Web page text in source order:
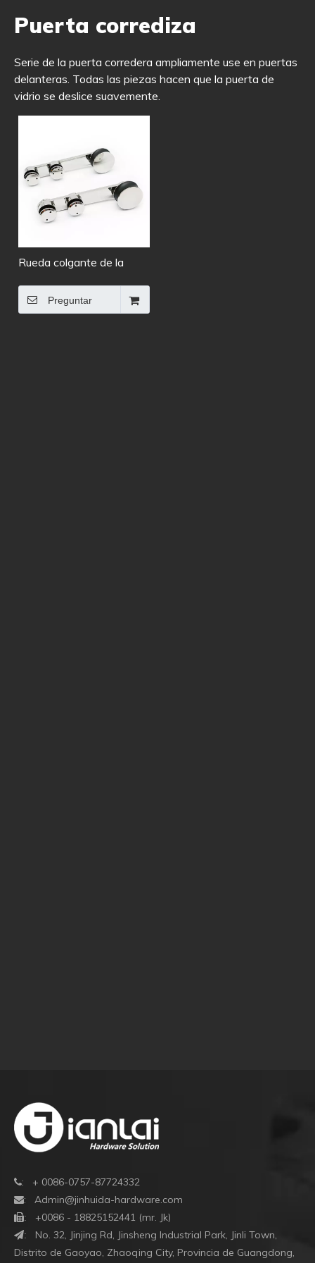
Puerta corrediza
Serie de la puerta corredera ampliamente use en puertas
delanteras. Todas las piezas hacen que la puerta de
vidrio se deslice suavemente.
Rueda colgante de la
Preguntar
: + 0086-0757-87724332
: Admin@jinhuida-hardware.com
: +0086 - 18825152441 (mr. Jk)
: No. 32, Jinjing Rd, Jinsheng Industrial Park, Jinli Town,
Distrito de Gaoyao, Zhaoqing City, Provincia de Guangdong,